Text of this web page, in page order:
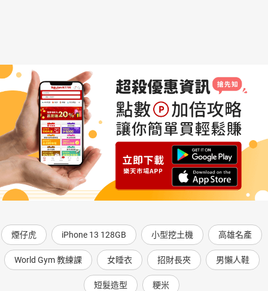
煙仔虎 iPhone 13 128GB 小型挖土機 高雄名產
World Gym 教練課 女睡衣 招財長夾 男懶人鞋
短髮造型 粳米